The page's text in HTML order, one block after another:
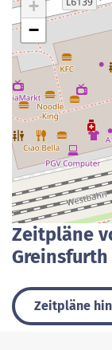
+
−
Zeitpläne
Greinsfurth
Zeitpläne